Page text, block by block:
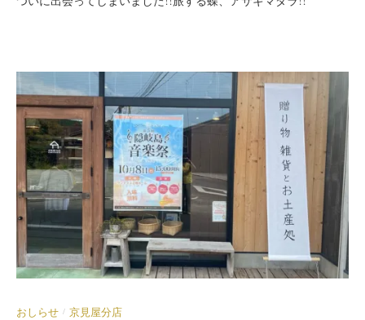
おしらせ / 京見屋分店